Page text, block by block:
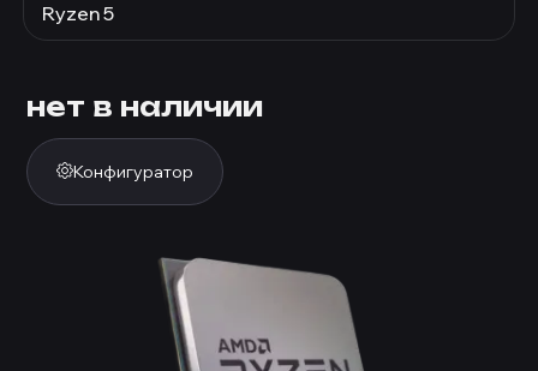
Ryzen 5
нет в наличии
Конфигуратор